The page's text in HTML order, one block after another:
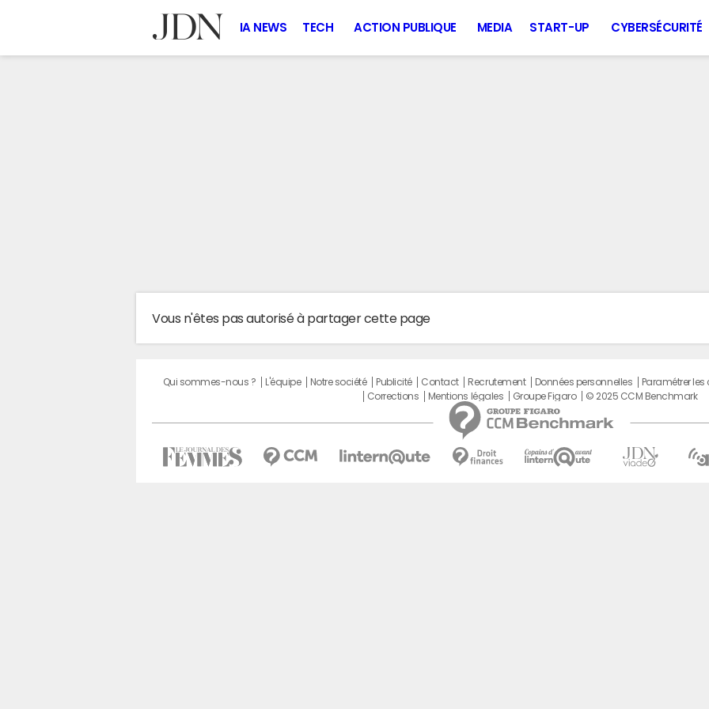
IA NEWS TECH ACTION PUBLIQUE MEDIA START-UP CYBERSÉCURITÉ
Vous n'êtes pas autorisé à partager cette page
Qui sommes-nous ? L'équipe Notre société Publicité Contact Recrutement Données personnelles Paramétrer les
Corrections
Mentions légales Groupe Figaro © 2025 CCM Benchmark